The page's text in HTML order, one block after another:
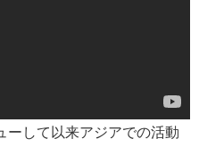
ーして以来アジアでの活動